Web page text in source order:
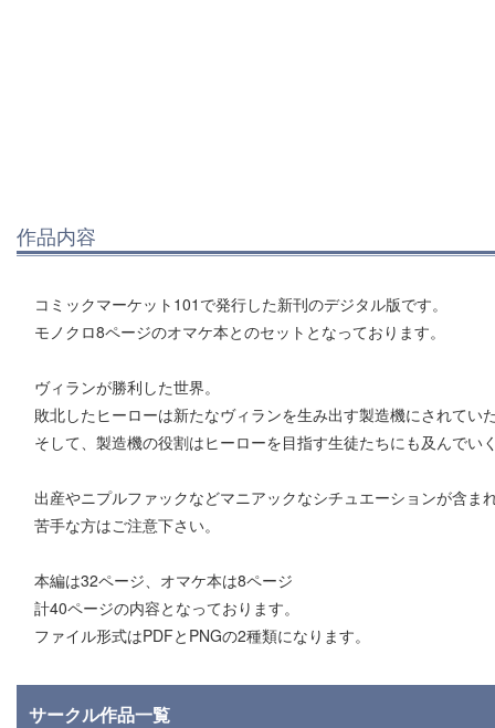
作品内容
コミックマーケット101で発行した新刊のデジタル版です。
モノクロ8ページのオマケ本とのセットとなっております。
ヴィランが勝利した世界。
敗北したヒーローは新たなヴィランを生み出す製造機にされてい
そして、製造機の役割はヒーローを目指す生徒たちにも及んでい
出産やニプルファックなどマニアックなシチュエーションが含ま
苦手な方はご注意下さい。
本編は32ページ、オマケ本は8ページ
計40ページの内容となっております。
ファイル形式はPDFとPNGの2種類になります。
サークル作品一覧